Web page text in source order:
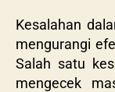
Kesalahan
mengurangi
Salah satu
mengecek